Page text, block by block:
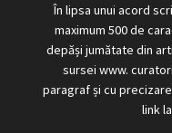
În lipsa unui acord
maximum 500 de
depăși jumătate din
sursei www.
paragraf și cu
link